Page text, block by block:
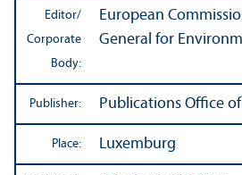
Editor/
Corporate
Body:
European
General for
Publisher: Publications Office
Place: Luxemburg